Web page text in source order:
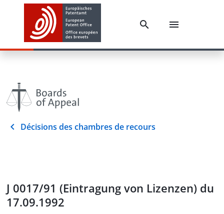
Décisions des chambres de recours
J 0017/91 (Eintragung von Lizenzen) du
17.09.1992